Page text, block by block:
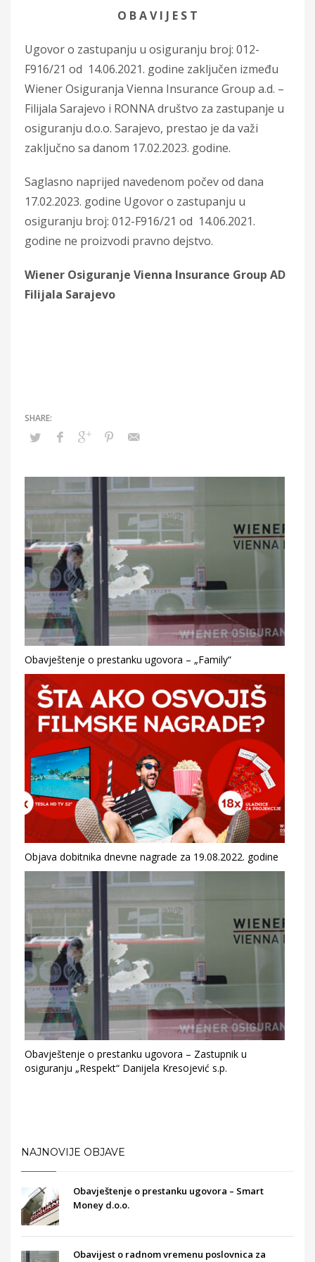
O B A V I J E S T
Ugovor o zastupanju u osiguranju broj: 012-
F916/21 od 14.06.2021. godine zaključen između
Wiener Osiguranja Vienna Insurance Group a.d. –
Filijala Sarajevo i RONNA društvo za zastupanje u
osiguranju d.o.o. Sarajevo, prestao je da važi
zaključno sa danom 17.02.2023. godine.
Saglasno naprijed navedenom počev od dana
17.02.2023. godine Ugovor o zastupanju u
osiguranju broj: 012-F916/21 od 14.06.2021.
godine ne proizvodi pravno dejstvo.
Wiener Osiguranje Vienna Insurance Group AD
Filijala Sarajevo
Obavještenje o prestanku ugovora – „Family“
Objava dobitnika dnevne nagrade za 19.08.2022. godine
Obavještenje o prestanku ugovora – Zastupnik u
osiguranju „Respekt“ Danijela Kresojević s.p.
NAJNOVIJE OBJAVE
Obavještenje o prestanku ugovora – Smart
Money d.o.o.
Obavijest o radnom vremenu poslovnica za